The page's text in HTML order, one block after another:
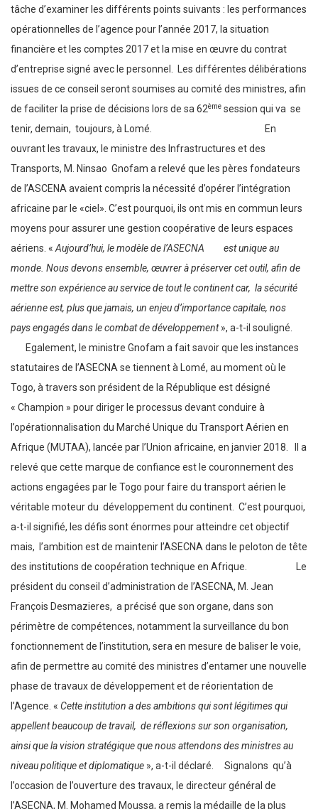
tâche d’examiner les différents points suivants : les performances
opérationnelles de l’agence pour l’année 2017, la situation
financière et les comptes 2017 et la mise en œuvre du contrat
d’entreprise signé avec le personnel. Les différentes délibérations
issues de ce conseil seront soumises au comité des ministres, afin
de faciliter la prise de décisions lors de sa 62ème session qui va se
tenir, demain, toujours, à Lomé. En
ouvrant les travaux, le ministre des Infrastructures et des
Transports, M. Ninsao Gnofam a relevé que les pères fondateurs
de l’ASCENA avaient compris la nécessité d’opérer l’intégration
africaine par le «ciel». C’est pourquoi, ils ont mis en commun leurs
moyens pour assurer une gestion coopérative de leurs espaces
aériens. «Aujourd’hui, le modèle de l’ASECNA est unique au
monde. Nous devons ensemble, œuvrer à préserver cet outil, afin de
mettre son expérience au service de tout le continent car, la sécurité
aérienne est, plus que jamais, un enjeu d’importance capitale, nos
pays engagés dans le combat de développement», a-t-il souligné.
Egalement, le ministre Gnofam a fait savoir que les instances
statutaires de l’ASECNA se tiennent à Lomé, au moment où le
Togo, à travers son président de la République est désigné
« Champion » pour diriger le processus devant conduire à
l’opérationnalisation du Marché Unique du Transport Aérien en
Afrique (MUTAA), lancée par l’Union africaine, en janvier 2018. Il a
relevé que cette marque de confiance est le couronnement des
actions engagées par le Togo pour faire du transport aérien le
véritable moteur du développement du continent. C’est pourquoi,
a-t-il signifié, les défis sont énormes pour atteindre cet objectif
mais, l’ambition est de maintenir l’ASECNA dans le peloton de tête
des institutions de coopération technique en Afrique. Le
président du conseil d’administration de l’ASECNA, M. Jean
François Desmazieres, a précisé que son organe, dans son
périmètre de compétences, notamment la surveillance du bon
fonctionnement de l’institution, sera en mesure de baliser le voie,
afin de permettre au comité des ministres d’entamer une nouvelle
phase de travaux de développement et de réorientation de
l’Agence. « Cette institution a des ambitions qui sont légitimes qui
appellent beaucoup de travail, de réflexions sur son organisation,
ainsi que la vision stratégique que nous attendons des ministres au
niveau politique et diplomatique », a-t-il déclaré. Signalons qu’à
l’occasion de l’ouverture des travaux, le directeur général de
l’ASECNA, M. Mohamed Moussa, a remis la médaille de la plus